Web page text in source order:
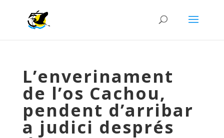
L’enverinament
de l’os Cachou,
pendent d’arribar
a judici després